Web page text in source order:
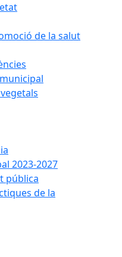
de la salut
2023-2027
pública
de la